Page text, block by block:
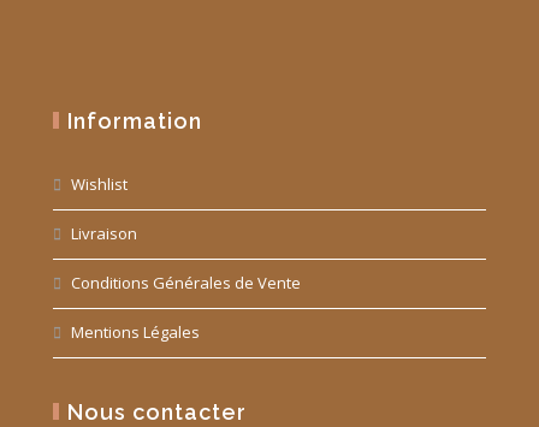
Information
Wishlist
Livraison
Conditions Générales de Vente
Mentions Légales
Nous contacter